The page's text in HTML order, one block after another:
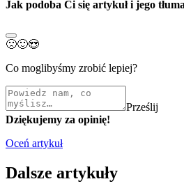
Jak podoba Ci się artykuł i jego
🙁🙂😍
Co moglibyśmy zrobić lepiej?
Prześlij
Dziękujemy za opinię!
Oceń artykuł
Dalsze artykuły